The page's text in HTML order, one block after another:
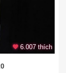
6.007 thích